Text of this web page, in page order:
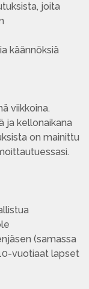
joita
käännöksiä
viikkoina.
ja kellonaikana
on mainittu
(samassa
vuotiaat lapset